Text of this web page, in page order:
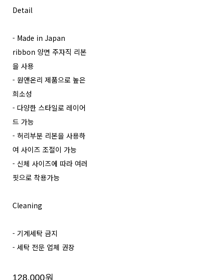
Detail
- Made in Japan
ribbon 양면 주자직 리본
을 사용
- 원앤온리 제품으로 높은
희소성
- 다양한 스타일로 레이어
드 가능
- 허리부분 리본을 사용하
여 사이즈 조절이 가능
- 신체 사이즈에 따라 여러
핏으로 착용가능
Cleaning
- 기계세탁 금지
- 세탁 전문 업체 권장
128,000원